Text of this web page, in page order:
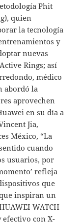
Phit
quien
la tecnología
y
nuevas
Rings; así
médico
abordó la
aprovechen
en su día a
Jia,
México, “La
cuando
usuarios, por
refleja
que
inspiran un
WATCH
efectivo con X-